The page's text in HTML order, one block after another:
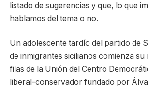
listado de sugerencias y que, lo que
hablamos del tema o no.
Un adolescente tardío del partido de
de inmigrantes sicilianos comienza su
filas de la Unión del Centro
liberal-conservador fundado por